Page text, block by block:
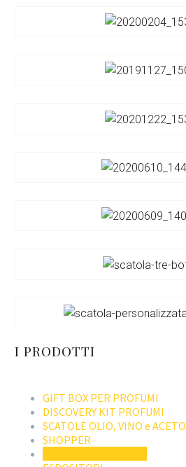
I PRODOTTI
GIFT BOX PER PROFUMI
DISCOVERY KIT PROFUMI
SCATOLE OLIO, VINO e ACETO
SHOPPER